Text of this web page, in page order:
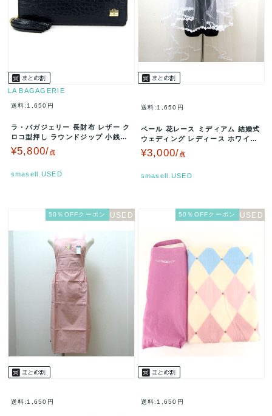
LA BAGAGERIE
送料:1,650円
ラ・バガジェリー 長財布 レザー ク
ロコ型押し ラウンドジップ 小銭入
れあり ロングウォレット レデ…
¥5,800/点
smasell.USED
送料:1,650円
ベール 花レース ミディアム 結婚式
ウェディング レディース ホワイト
veil 【中古】
¥3,000/点
smasell.USED
50％OFFクーポン
送料:1,650円
50％OFFクーポン
送料:1,650円